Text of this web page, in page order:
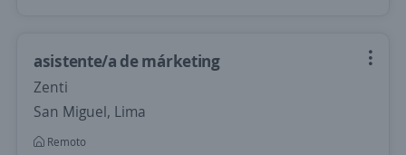
asistente/a de márketing
Zenti
San Miguel, Lima
Remoto